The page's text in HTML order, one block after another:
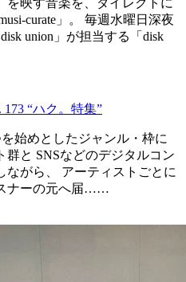
curate」。 毎週水曜日深夜
union」が担当する「disk
173 “ハク。特集”
始めとしたジャンル・枠に
群と SNSなどのデジタルコン
ながら、 アーティストごとに
ナーの元へ届……